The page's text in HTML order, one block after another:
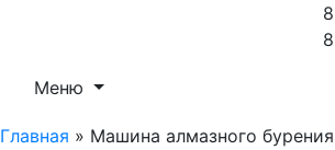
Меню
Главная » Машина алмазного